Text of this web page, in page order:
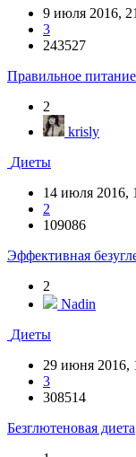
9 июля 2016,
3
243527
Правильное
2
krisly
Диеты
14 июля 2016,
2
109086
Эффективная
2
Nadin
Диеты
29 июня 2016,
3
308514
Безглютеновая диета